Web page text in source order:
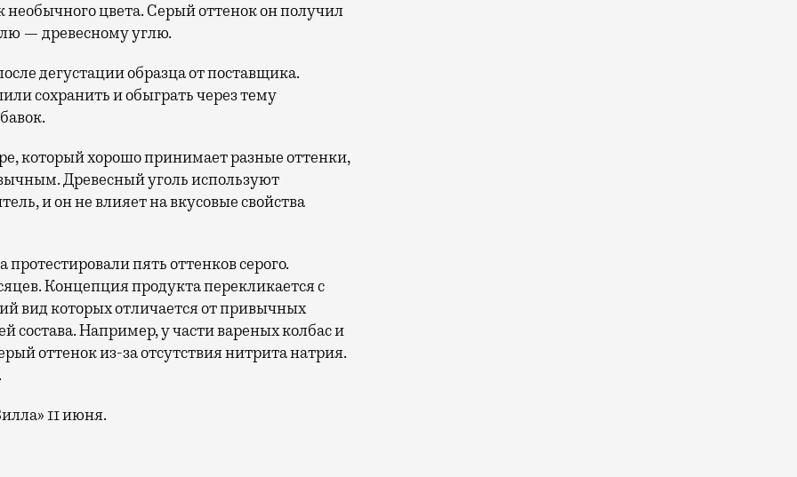
цвета. Серый оттенок он получил
— древесному углю.
дегустации образца от поставщика.
сохранить и обыграть через тему
который хорошо принимает разные оттенки,
Древесный уголь используют
и он не влияет на вкусовые свойства
пять оттенков серого.
Концепция продукта перекликается с
вид которых отличается от привычных
состава. Например, у части вареных колбас и
оттенок из-за отсутствия нитрита натрия.
11 июня.